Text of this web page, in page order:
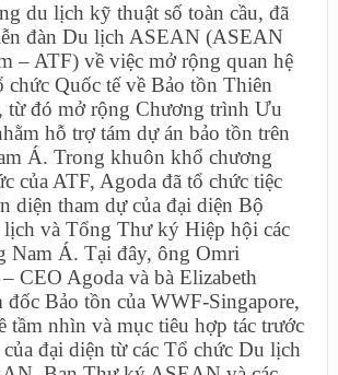
du lịch kỹ thuật số toàn cầu, đã
đàn Du lịch ASEAN (ASEAN
– ATF) về việc mở rộng quan hệ
chức Quốc tế về Bảo tồn Thiên
từ đó mở rộng Chương trình Ưu
hỗ trợ tám dự án bảo tồn trên
Á. Trong khuôn khổ chương
của ATF, Agoda đã tổ chức tiệc
diện tham dự của đại diện Bộ
và Tổng Thư ký Hiệp hội các
Nam Á. Tại đây, ông Omri
CEO Agoda và bà Elizabeth
đốc Bảo tồn của WWF-Singapore,
tầm nhìn và mục tiêu hợp tác trước
đại diện từ các Tổ chức Du lịch